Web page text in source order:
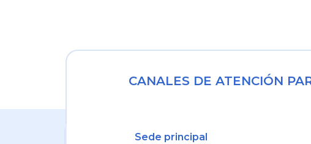
CANALES DE ATENCIÓN
Sede principal